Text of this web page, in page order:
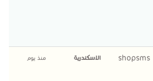
shopsms الاسكندرية منذ يوم